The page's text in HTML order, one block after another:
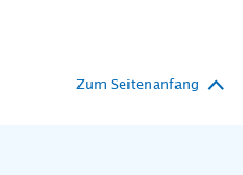
Zum Seitenanfang